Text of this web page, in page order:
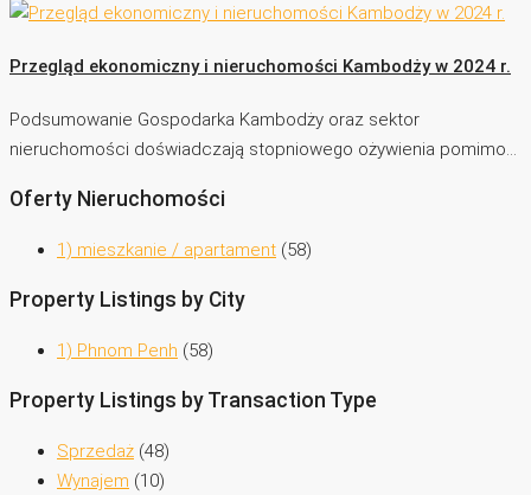
Przegląd ekonomiczny i nieruchomości Kambodży w 2024 r.
Podsumowanie Gospodarka Kambodży oraz sektor
nieruchomości doświadczają stopniowego ożywienia pomimo…
Oferty Nieruchomości
1) mieszkanie / apartament (58)
Property Listings by City
1) Phnom Penh (58)
Property Listings by Transaction Type
Sprzedaż (48)
Wynajem (10)